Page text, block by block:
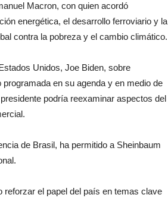
Macron, con quien acordó
energética, el desarrollo ferroviario y la
contra la pobreza y el cambio climático.
Unidos, Joe Biden, sobre
en su agenda y en medio de
podría reexaminar aspectos del
de Brasil, ha permitido a Sheinbaum
el papel del país en temas clave